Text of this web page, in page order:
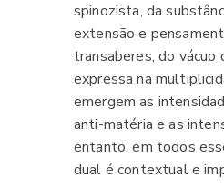
spinozista, da
extensão e
transaberes, do
expressa na
emergem as
anti-matéria e as
entanto, em todos
dual é contextual e